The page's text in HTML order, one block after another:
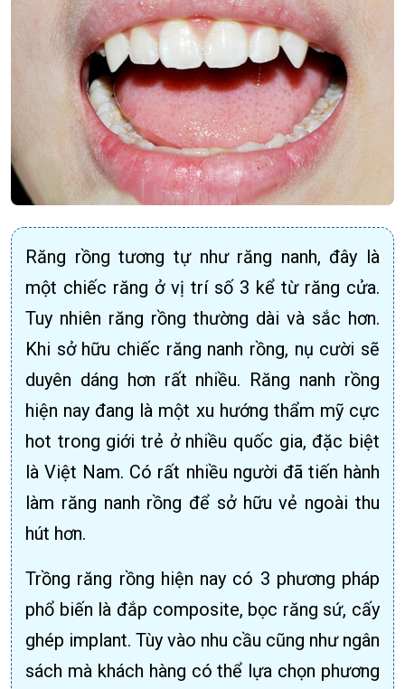
Răng rồng tương tự như răng nanh, đây là
một chiếc răng ở vị trí số 3 kể từ răng cửa.
Tuy nhiên răng rồng thường dài và sắc hơn.
Khi sở hữu chiếc răng nanh rồng, nụ cười sẽ
duyên dáng hơn rất nhiều. Răng nanh rồng
hiện nay đang là một xu hướng thẩm mỹ cực
hot trong giới trẻ ở nhiều quốc gia, đặc biệt
là Việt Nam. Có rất nhiều người đã tiến hành
làm răng nanh rồng để sở hữu vẻ ngoài thu
hút hơn.
Trồng răng rồng hiện nay có 3 phương pháp
phổ biến là đắp composite, bọc răng sứ, cấy
ghép implant. Tùy vào nhu cầu cũng như ngân
sách mà khách hàng có thể lựa chọn phương